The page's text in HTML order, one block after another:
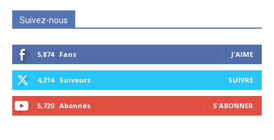
Suivez-nous
5,874 Fans J'AIME
4,214 Suiveurs SUIVRE
5,720 Abonnés S'ABONNER